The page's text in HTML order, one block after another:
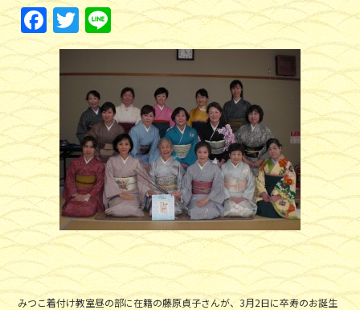
F
a
c
e
b
o
o
k
T
w
itt
er
Li
n
e
みつこ着付け教室昼の部に在籍の藤原貞子さんが、3月2日に卒寿のお誕生